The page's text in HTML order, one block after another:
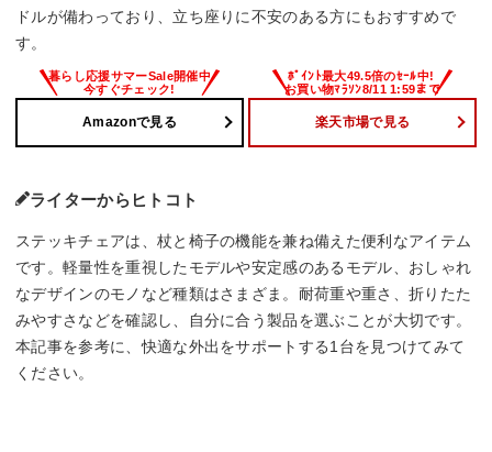
ドルが備わっており、立ち座りに不安のある方にもおすすめで
す。
Amazonで見る 楽天市場で見る
ライターからヒトコト
ステッキチェアは、杖と椅子の機能を兼ね備えた便利なアイテム
です。軽量性を重視したモデルや安定感のあるモデル、おしゃれ
なデザインのモノなど種類はさまざま。耐荷重や重さ、折りたた
みやすさなどを確認し、自分に合う製品を選ぶことが大切です。
本記事を参考に、快適な外出をサポートする1台を見つけてみて
ください。